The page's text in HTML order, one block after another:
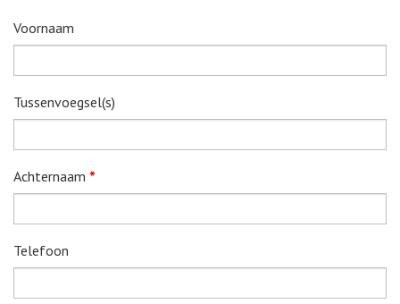
Voornaam
Tussenvoegsel(s)
Achternaam *
Telefoon